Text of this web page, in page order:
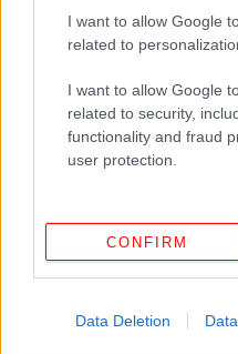
I want to allow Google
related to
I want to allow Google
related to security,
functionality and fraud
user protection.
CONFIRM
Data Deletion